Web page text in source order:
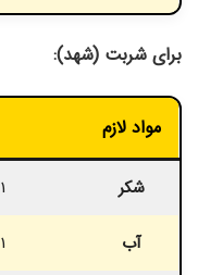
برای شربت (شهد):
مواد لازم
شکر 1 پیمانه
آب 1 پیمانه